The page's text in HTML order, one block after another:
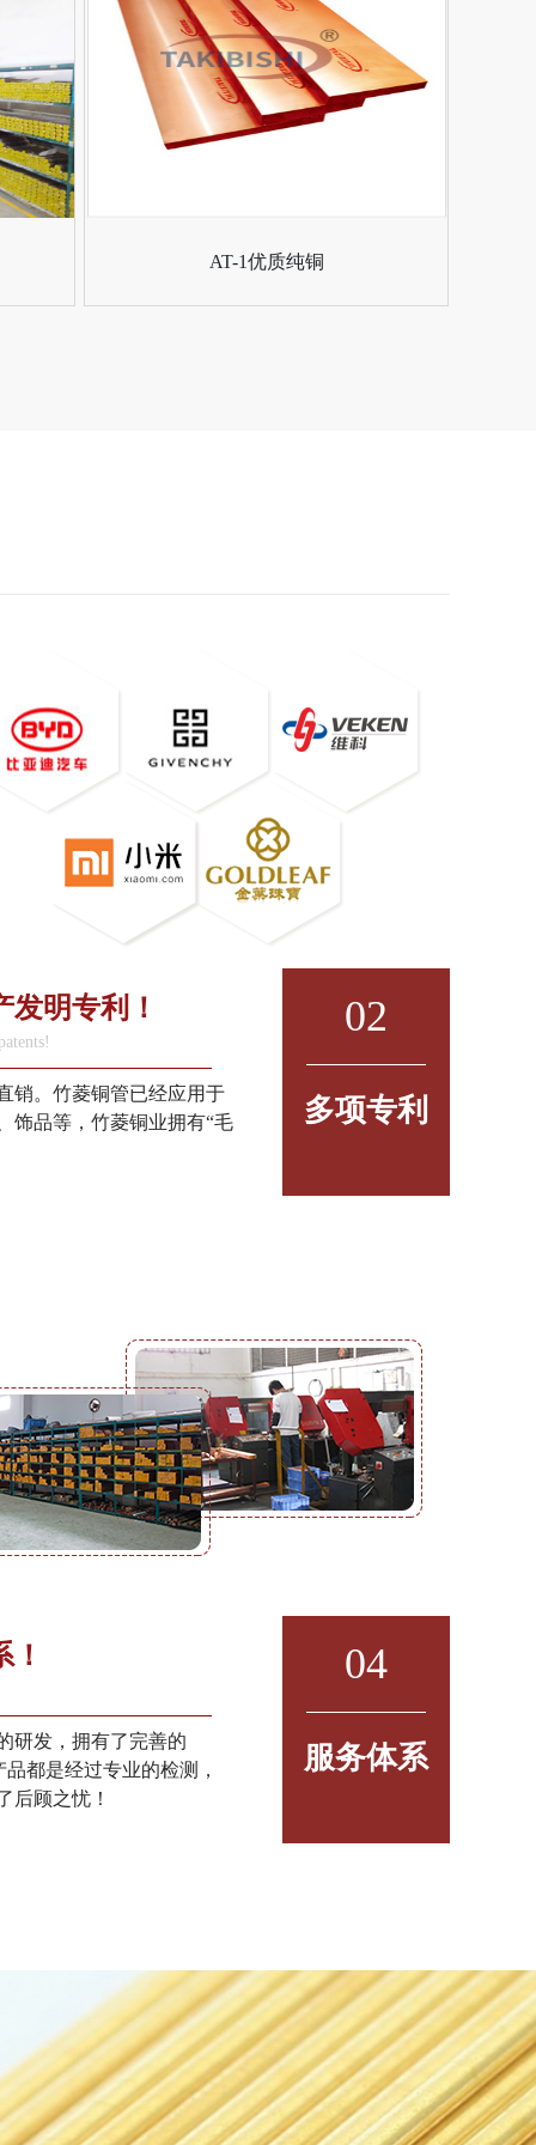
AT-1优质纯铜
02
多项专利
明专利！
销。竹菱铜管已经应用于
饰品等，竹菱铜业拥有“毛
04
服务体系
研发，拥有了完善的
都是经过专业的检测，
后顾之忧！